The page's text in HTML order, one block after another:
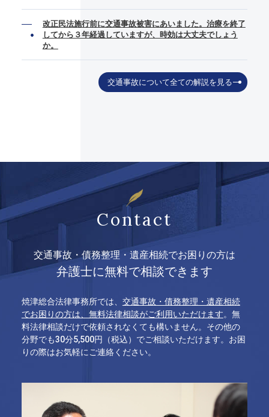
改正民法施行前に交通事故被害にあいました。治療を終了
してから３年経過していますが、時効は大丈夫でしょう
か。
交通事故について全ての解説を見る
Contact
交通事故・債務整理・遺産相続でお困りの方は
弁護士に無料で相談できます
焼津総合法律事務所では、 交通事故・債務整理・遺産相続
でお困りの方は、無料法律相談がご利用いただけます。無
料法律相談だけで依頼されなくても構いません。その他の
分野でも30分5,500円（税込）でご相談いただけます。お困
りの際はお気軽にご連絡ください。